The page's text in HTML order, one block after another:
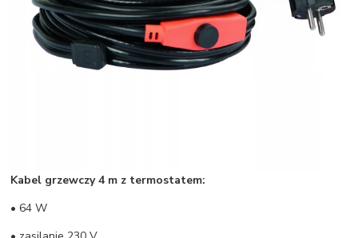
Kabel grzewczy 4 m z termostatem:
• 64 W